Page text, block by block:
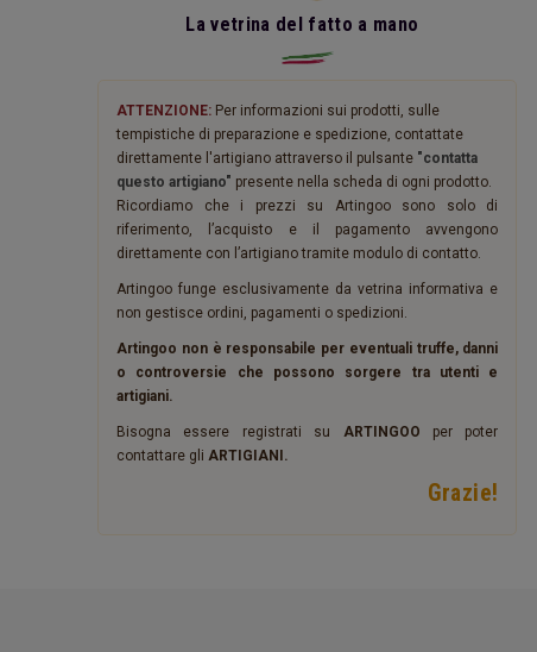
La vetrina del fatto a mano
ATTENZIONE: Per informazioni sui prodotti, sulle
tempistiche di preparazione e spedizione, contattate
direttamente l'artigiano attraverso il pulsante "contatta
questo artigiano" presente nella scheda di ogni prodotto.
Ricordiamo che i prezzi su Artingoo sono solo di
riferimento, l’acquisto e il pagamento avvengono
direttamente con l’artigiano tramite modulo di contatto.
Artingoo funge esclusivamente da vetrina informativa e
non gestisce ordini, pagamenti o spedizioni.
Artingoo non è responsabile per eventuali truffe, danni
o controversie che possono sorgere tra utenti e
artigiani.
Bisogna essere registrati su ARTINGOO per poter
contattare gli ARTIGIANI.
Grazie!